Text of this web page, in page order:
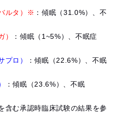
ルタ）※ ：傾眠（31.0%）、不
）
：傾眠（1~5%）、不眠症
プロ）
：傾眠（22.6%）、不眠
：傾眠（23.6%）、不眠
含む承認時臨床試験の結果を参